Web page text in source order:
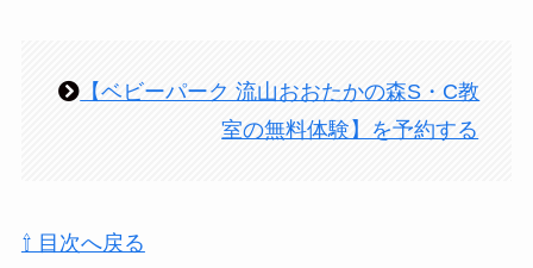
【ベビーパーク 流山おおたかの森S・C教
室の無料体験】を予約する
⇧ 目次へ戻る